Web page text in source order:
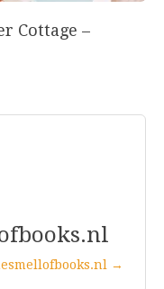
Cottage –
→